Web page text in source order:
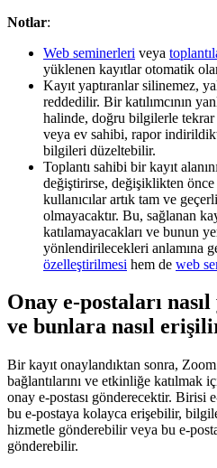
Notlar:
Web seminerleri veya
yüklenen kayıtlar otomatik
Kayıt yaptıranlar silinemez,
reddedilir. Bir katılımcının
halinde, doğru bilgilerle tekrar
veya ev sahibi, rapor
bilgileri düzeltebilir.
Toplantı sahibi bir kayıt
değiştirirse, değişiklikten önce
kullanıcılar artık tam ve
olmayacaktır. Bu, sağlanan
katılamayacakları ve bunun
yönlendirilecekleri anlamına
özelleştirilmesi hem de web
Onay e-postaları
ve bunlara nasıl
Bir kayıt onaylandıktan sonra,
bağlantılarını ve etkinliğe
onay e-postası gönderecektir. Birisi
bu e-postaya kolayca erişebilir,
hizmetle gönderebilir veya bu e-
gönderebilir.